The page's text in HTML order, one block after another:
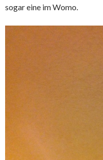
sogar eine im Womo.